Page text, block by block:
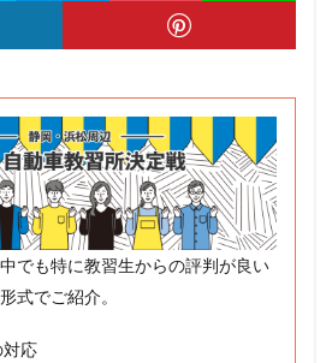
でも特に教習生からの評判が良い
式でご紹介。
対応